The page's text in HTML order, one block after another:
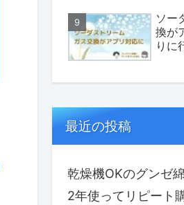
ソー
換が
りに
最近の投稿
乾燥機OKのグンゼ
2年使ってリピート